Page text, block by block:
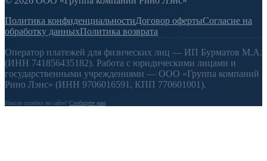
Политика конфиденциальностиДоговор офертыСогласие на
обработку данныхПолитика возврата
Оператор платежей для физических лиц — ИП Бурматов М.А.
(ИНН 741856435182). Работа с юридическими лицами и
государственными учреждениями — ООО «Группа компаний
Рино Лэнс» (ИНН 9706016591, КПП 770601001).
Нашли ошибку на сайте? Сообщите нам